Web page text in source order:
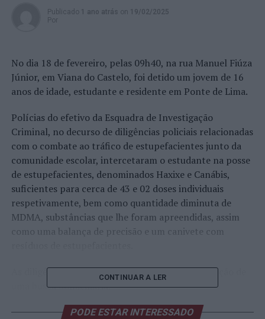
Publicado 1 ano atrás on 19/02/2025
Por
No dia 18 de fevereiro, pelas 09h40, na rua Manuel Fiúza
Júnior, em Viana do Castelo, foi detido um jovem de 16
anos de idade, estudante e residente em Ponte de Lima.
Polícias do efetivo da Esquadra de Investigação
Criminal, no decurso de diligências policiais relacionadas
com o combate ao tráfico de estupefacientes junto da
comunidade escolar, intercetaram o estudante na posse
de estupefacientes, denominados Haxixe e Canábis,
suficientes para cerca de 43 e 02 doses individuais
respetivamente, bem como quantidade diminuta de
MDMA, substâncias que lhe foram apreendidas, assim
como uma balança de precisão e um canivete com
As diligências policiais incluíram, ainda, a realização de
uma busca domiciliária.
O detido foi notificado para comparecer junto das
CONTINUAR A LER
PODE ESTAR INTERESSADO